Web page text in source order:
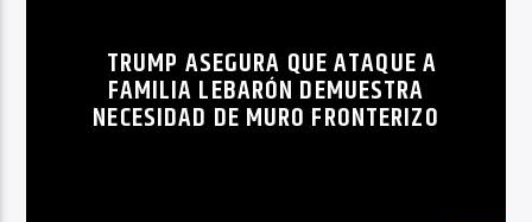
TRUMP ASEGURA QUE ATAQUE A
FAMILIA LEBARÓN DEMUESTRA
NECESIDAD DE MURO FRONTERIZO